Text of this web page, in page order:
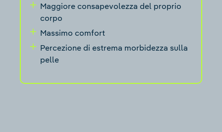
Maggiore consapevolezza del proprio
corpo
Massimo comfort
Percezione di estrema morbidezza sulla
pelle